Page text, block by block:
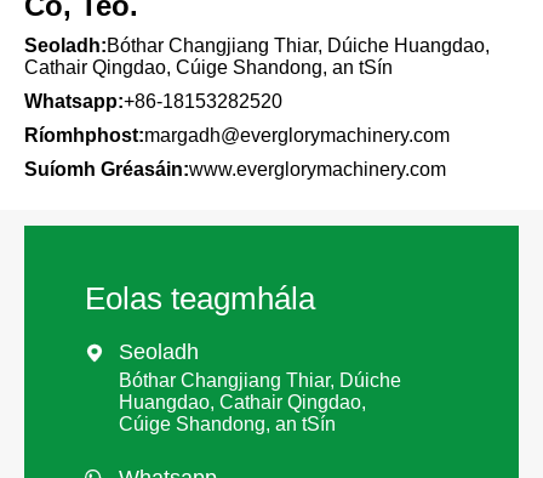
Seoladh:Bóthar Changjiang Thiar, Dúiche Huangdao,
Cathair Qingdao, Cúige Shandong, an tSín
Whatsapp:+86-18153282520
Ríomhphost:margadh@everglorymachinery.com
Suíomh Gréasáin:www.everglorymachinery.com
Eolas teagmhála
 Seoladh
Bóthar Changjiang Thiar, Dúiche
Huangdao, Cathair Qingdao,
Cúige Shandong, an tSín